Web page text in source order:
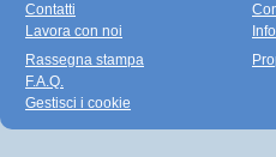
Contatti
Lavora con noi
Rassegna stampa
F.A.Q.
Gestisci i cookie